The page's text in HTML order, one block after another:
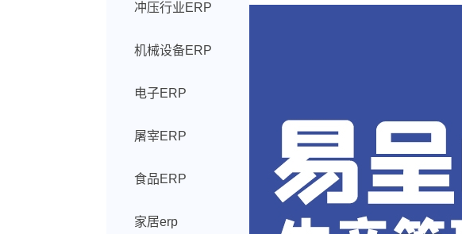
冲压行业ERP
机械设备ERP
电子ERP
屠宰ERP
食品ERP
家居erp